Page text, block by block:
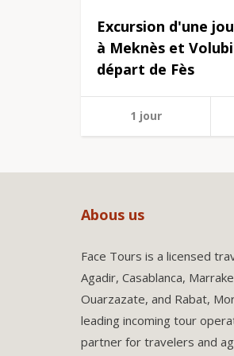
Excursion d'une
à Meknès et
départ de Fès
1 jour
Abous us
Face Tours is a licensed
Agadir, Casablanca,
Ouarzazate, and Rabat,
leading incoming tour
partner for travelers and